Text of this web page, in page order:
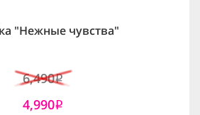
"Нежные чувства"
6,490i
4,990i